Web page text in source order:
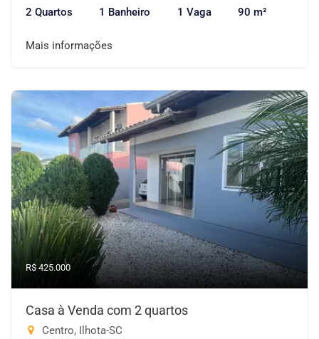
2 Quartos 1 Banheiro 1 Vaga 90 m²
Mais informações
R$ 425.000
Casa à Venda com 2 quartos
Centro, Ilhota-SC